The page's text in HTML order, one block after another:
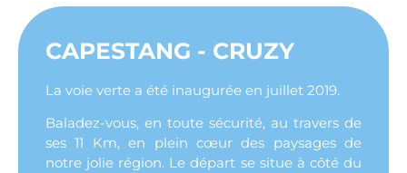
CAPESTANG - CRUZY
La voie verte a été inaugurée en juillet 2019.
Baladez-vous, en toute sécurité, au travers de
ses 11 Km, en plein cœur des paysages de
notre jolie région. Le départ se situe à côté du